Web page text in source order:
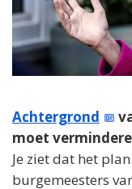
Achtergrond
moet
Je ziet dat het
burgemeesters